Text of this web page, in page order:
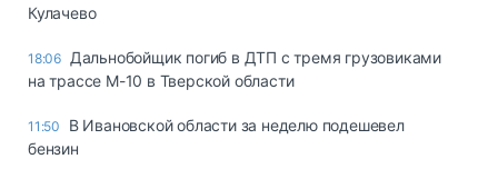
Кулачево
18:06 Дальнобойщик погиб в ДТП с тремя грузовиками
на трассе М-10 в Тверской области
11:50
В Ивановской области за неделю подешевел
бензин